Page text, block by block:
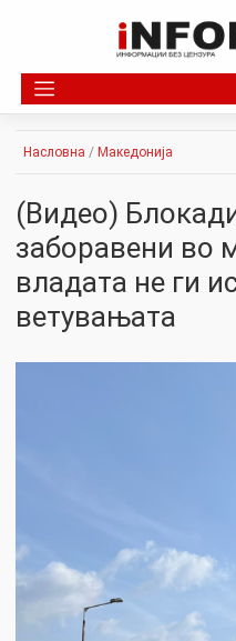
Насловна / Македонија
(Видео)
заборавени во
владата не ги
ветувањата